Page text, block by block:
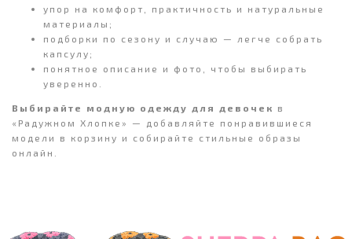
упор на комфорт, практичность и натуральные
материалы;
подборки по сезону и случаю — легче собрать
капсулу;
понятное описание и фото, чтобы выбирать
уверенно.
Выбирайте модную одежду для девочек в
«Радужном Хлопке» — добавляйте понравившиеся
модели в корзину и собирайте стильные образы
онлайн.